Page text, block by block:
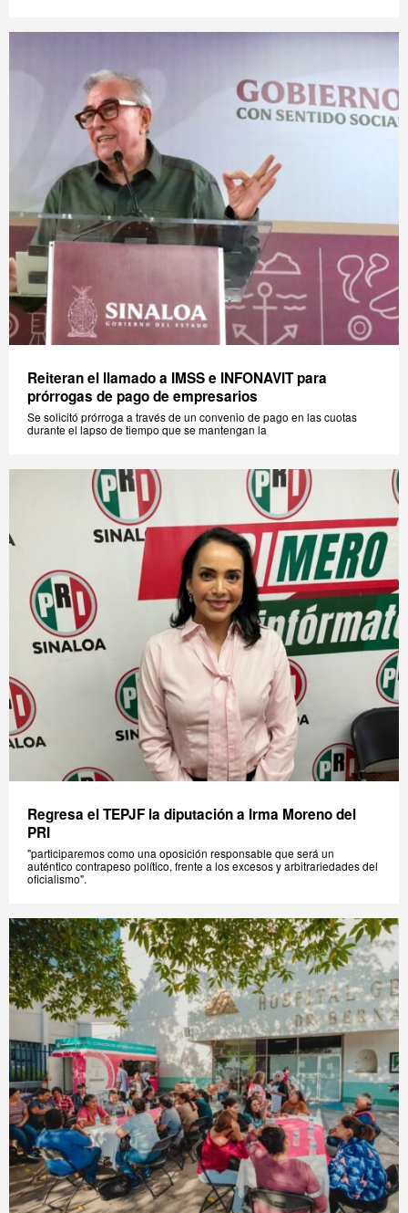
Reiteran el llamado a IMSS e INFONAVIT para
prórrogas de pago de empresarios
Se solicitó prórroga a través de un convenio de pago en las cuotas
durante el lapso de tiempo que se mantengan la
Regresa el TEPJF la diputación a Irma Moreno del
PRI
"participaremos como una oposición responsable que será un
auténtico contrapeso político, frente a los excesos y arbitrariedades del
oficialismo".